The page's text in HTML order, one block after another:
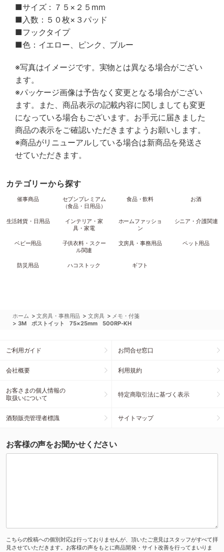
■サイズ：７５×２５mm
■入数：５０枚×３パッド
■フックタイプ
■色：イエロー、ピンク、ブルー
※写真はイメージです。実物とは異なる場合がござい
ます。
※パッケージ画像は予告なく変更となる場合がござい
ます。また、商品表示の記載内容に関しましても変更
になっている場合もございます。お手元に届きました
商品の表示をご確認いただきますようお願いします。
※商品がリニューアルしている場合は新商品を発送さ
せていただきます。
カテゴリーから探す
催事商品
セブンプレミアム
（食品・日用品）
食品・飲料 お酒
生活雑貨・日用品
インテリア・家
具・家電
ホームファッショ
ン
シニア・介護関連
ベビー用品
子供衣料・スクー
ル関連
文房具・事務用品 ペット用品
防災用品 ハコストック ギフト
ホーム >文房具・事務用品 >文房具 > メモ・付箋
> 3M ポストイット 75×25mm 500RP-KH
ご利用ガイド お問合せ窓口
会社概要 利用規約
お客さまの個人情報の
取扱いについて
特定商取引法に基づく表示
酒類販売管理者標識 サイトマップ
お客様の声をお聞かせください
こちらの投稿への個別対応は行っておりませんが、頂いたご意見はスタッフがすべて拝
見させていただきます。お客様の声をもとに商品開発・サイト改善を行ってまいりま